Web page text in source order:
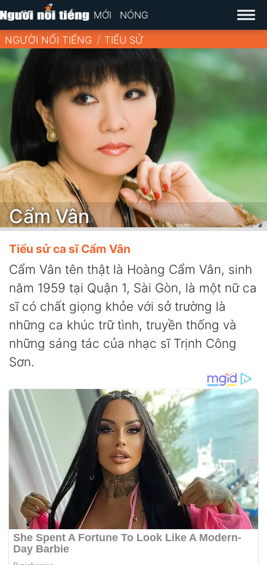
MỚI NÓNG
NGƯỜI NỔI TIẾNG TIỂU SỬ
Cẩm Vân
Tiểu sử ca sĩ Cẩm Vân
Cẩm Vân tên thật là Hoàng Cẩm Vân, sinh
năm 1959 tại Quận 1, Sài Gòn, là một nữ ca
sĩ có chất giọng khỏe với sở trường là
những ca khúc trữ tình, truyền thống và
những sáng tác của nhạc sĩ Trịnh Công
Sơn.